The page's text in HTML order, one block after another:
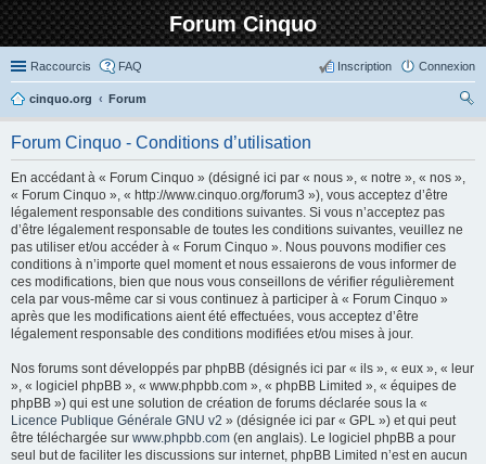
Forum Cinquo
Raccourcis FAQ Connexion
Inscription
cinquo.org
Forum
Forum Cinquo - Conditions d’utilisation
En accédant à « Forum Cinquo » (désigné ici par « nous », « notre », « nos »,
« Forum Cinquo », « http://www.cinquo.org/forum3 »), vous acceptez d’être
légalement responsable des conditions suivantes. Si vous n’acceptez pas
d’être légalement responsable de toutes les conditions suivantes, veuillez ne
pas utiliser et/ou accéder à « Forum Cinquo ». Nous pouvons modifier ces
conditions à n’importe quel moment et nous essaierons de vous informer de
ces modifications, bien que nous vous conseillons de vérifier régulièrement
cela par vous-même car si vous continuez à participer à « Forum Cinquo »
après que les modifications aient été effectuées, vous acceptez d’être
légalement responsable des conditions modifiées et/ou mises à jour.
Nos forums sont développés par phpBB (désignés ici par « ils », « eux », « leur
», « logiciel phpBB », « www.phpbb.com », « phpBB Limited », « équipes de
phpBB ») qui est une solution de création de forums déclarée sous la «
Licence Publique Générale GNU v2 » (désignée ici par « GPL ») et qui peut
être téléchargée sur www.phpbb.com (en anglais). Le logiciel phpBB a pour
seul but de faciliter les discussions sur internet, phpBB Limited n’est en aucun